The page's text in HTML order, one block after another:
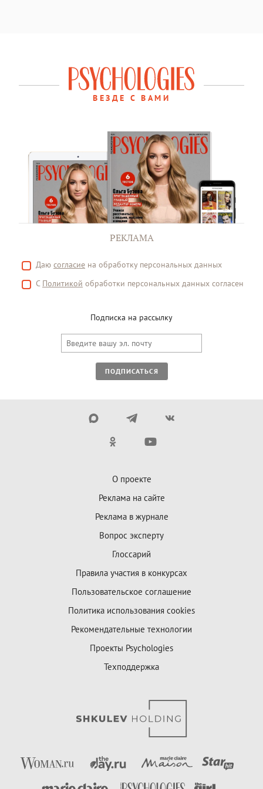
ВЕЗДЕ С ВАМИ
РЕКЛАМА
Даю согласие на обработку персональных данных
С Политикой обработки персональных данных согласен
Подписка на рассылку
ПОДПИСАТЬСЯ
О проекте
Реклама на сайте
Реклама в журнале
Вопрос эксперту
Глоссарий
Правила участия в конкурсах
Пользовательское соглашение
Политика использования cookies
Рекомендательные технологии
Проекты Psychologies
Техподдержка